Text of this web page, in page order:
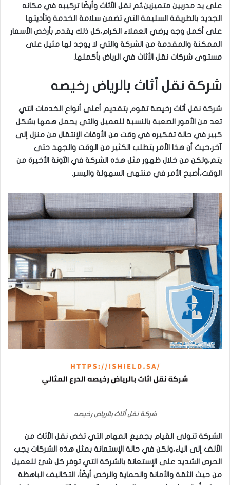
على يد مدربين متميزين،ثم نقل الأثاث وأيضًا تركيبه في مكانه
الجديد بالطريقة السليمة التي تضمن سلامة الخدمة وتأديتها
على أكمل وجه يرضي العملاء الكرام،كل ذلك يقدم بأرخص الأسعار
الممكنة والمقدمة من الشركة والتي لا يوجد لها مثيل على
مستوى شركات نقل الأثاث في الرياض بأكملها.
شركة نقل أثاث بالرياض رخيصه
شركة نقل أثاث رخيصة تقوم بتقديم أعلى أنواع الخدمات التي
تعد من الأمور الصعبة بالنسبة للعميل والتي يحمل همها بشكل
كبير في حالة تفكيره في وقت من الأوقات الإنتقال من منزل إلى
آخر،حيث أن هذا الأمر يتطلب الكثير من الوقت والجهد حتى
يتم،ولكن من خلال ظهور مثل هذه الشركة في الآونة الأخيرة من
الوقت،أصبح الأمر في منتهى السهولة واليسر.
شركة نقل أثاث بالرياض رخيصه
الشركة تتولى القيام بجميع المهام التي تخص نقل الأثاث من
الألف إلى الياء،ولكن في حالة الإستعانة بمثل هذه الشركات يجب
الحرص الشديد على الإستعانة بالشركة التي توفر كل شئ للعميل
من حيث الثقة والأمانة والحماية والرخص أيضًاً، التكاليف الباهظة